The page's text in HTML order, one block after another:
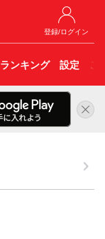
登録/ログイン
ランキング 設定 こ